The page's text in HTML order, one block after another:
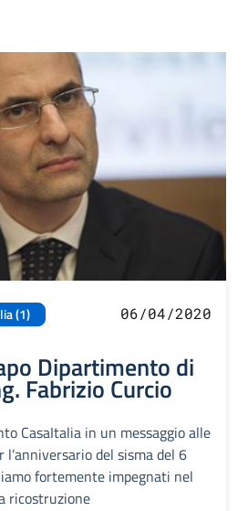
(1) 06/04/2020
Dipartimento di
Fabrizio Curcio
CasaItalia in un messaggio alle
del sisma del 6
fortemente impegnati nel
ricostruzione